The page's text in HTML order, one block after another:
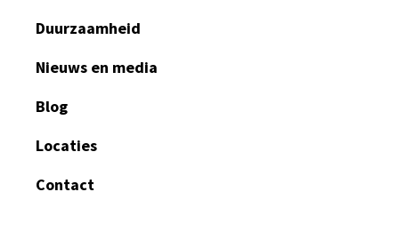
Duurzaamheid
Nieuws en media
Blog
Locaties
Contact